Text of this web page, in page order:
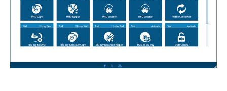
Leawo
Blu-
ray?
5.